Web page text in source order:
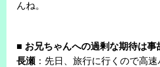
んね。
■ お兄ちゃんへの過剰な期待は事
長瀬 ：先日、旅行に行くので高